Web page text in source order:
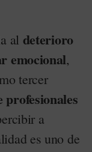
al deterioro
emocional,
tercer
a
es uno de